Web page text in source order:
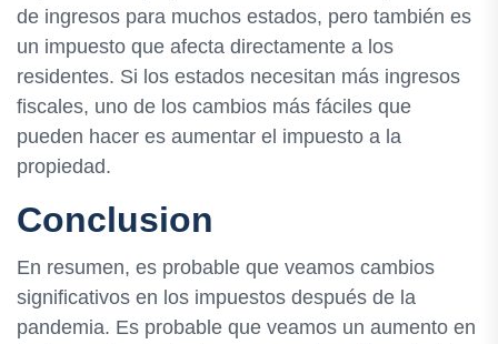
de ingresos para muchos estados, pero también es
un impuesto que afecta directamente a los
residentes. Si los estados necesitan más ingresos
fiscales, uno de los cambios más fáciles que
pueden hacer es aumentar el impuesto a la
propiedad.
Conclusion
En resumen, es probable que veamos cambios
significativos en los impuestos después de la
pandemia. Es probable que veamos un aumento en